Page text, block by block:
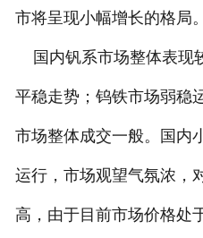
市将呈现小幅增长的格局。
国内钒系市场整体表现
平稳走势；钨铁市场弱稳
市场整体成交一般。国内
运行，市场观望气氛浓，
高，由于目前市场价格处